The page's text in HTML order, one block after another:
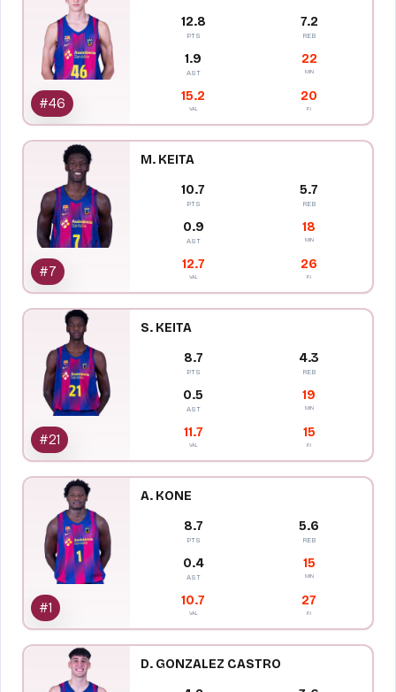
#46
12.8
PTS
7.2
REB
1.9
AST
22
MIN
15.2
VAL
20
PJ
#7
M. KEITA
10.7
PTS
5.7
REB
0.9
AST
18
MIN
12.7
VAL
26
PJ
#21
S. KEITA
8.7
PTS
4.3
REB
0.5
AST
19
MIN
11.7
VAL
15
PJ
#1
A. KONE
8.7
PTS
5.6
REB
0.4
AST
15
MIN
10.7
VAL
27
PJ
D. GONZALEZ CASTRO